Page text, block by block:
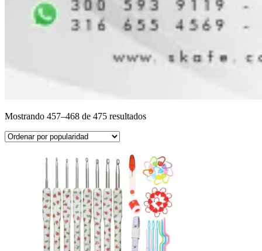
Mostrando 457–468 de 475 resultadosOrdenado